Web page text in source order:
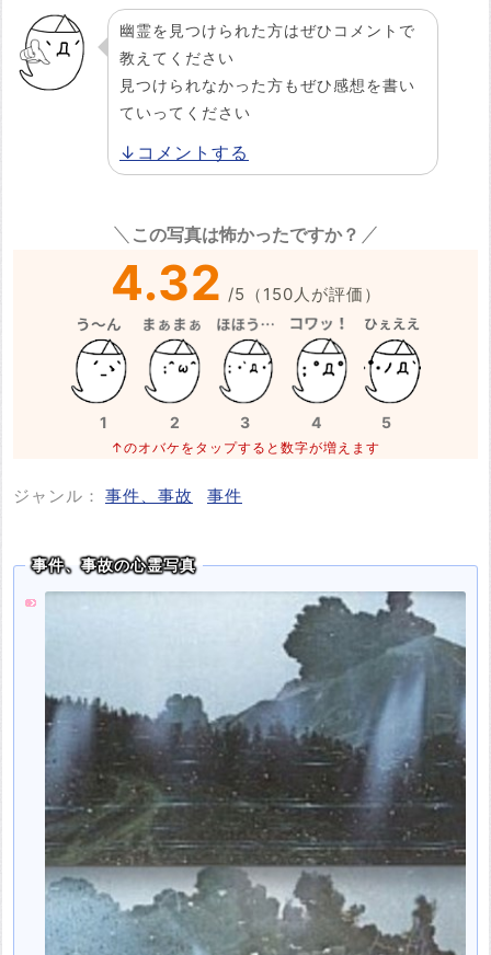
幽霊を見つけられた方はぜひコメントで
教えてください
見つけられなかった方もぜひ感想を書い
ていってください
↓コメントする
この写真は怖かったですか？
4.32 /5 （ 150人が評価）
1 2 3 4 5
↑のオバケをタップすると数字が増えます
ジャンル： 事件、事故 事件
事件、事故の心霊写真